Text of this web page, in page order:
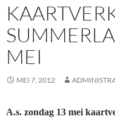
MEI
MEI 7, 2012
A.s. zondag 13 mei